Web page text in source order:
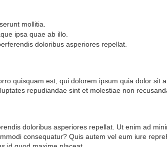
mollitia.
ipsa quae ab illo.
doloribus asperiores repellat.
quisquam est, qui dolorem ipsum quia dolor sit
repudiandae sint et molestiae non
doloribus asperiores repellat. Ut enim ad
consequatur? Quis autem vel eum iure